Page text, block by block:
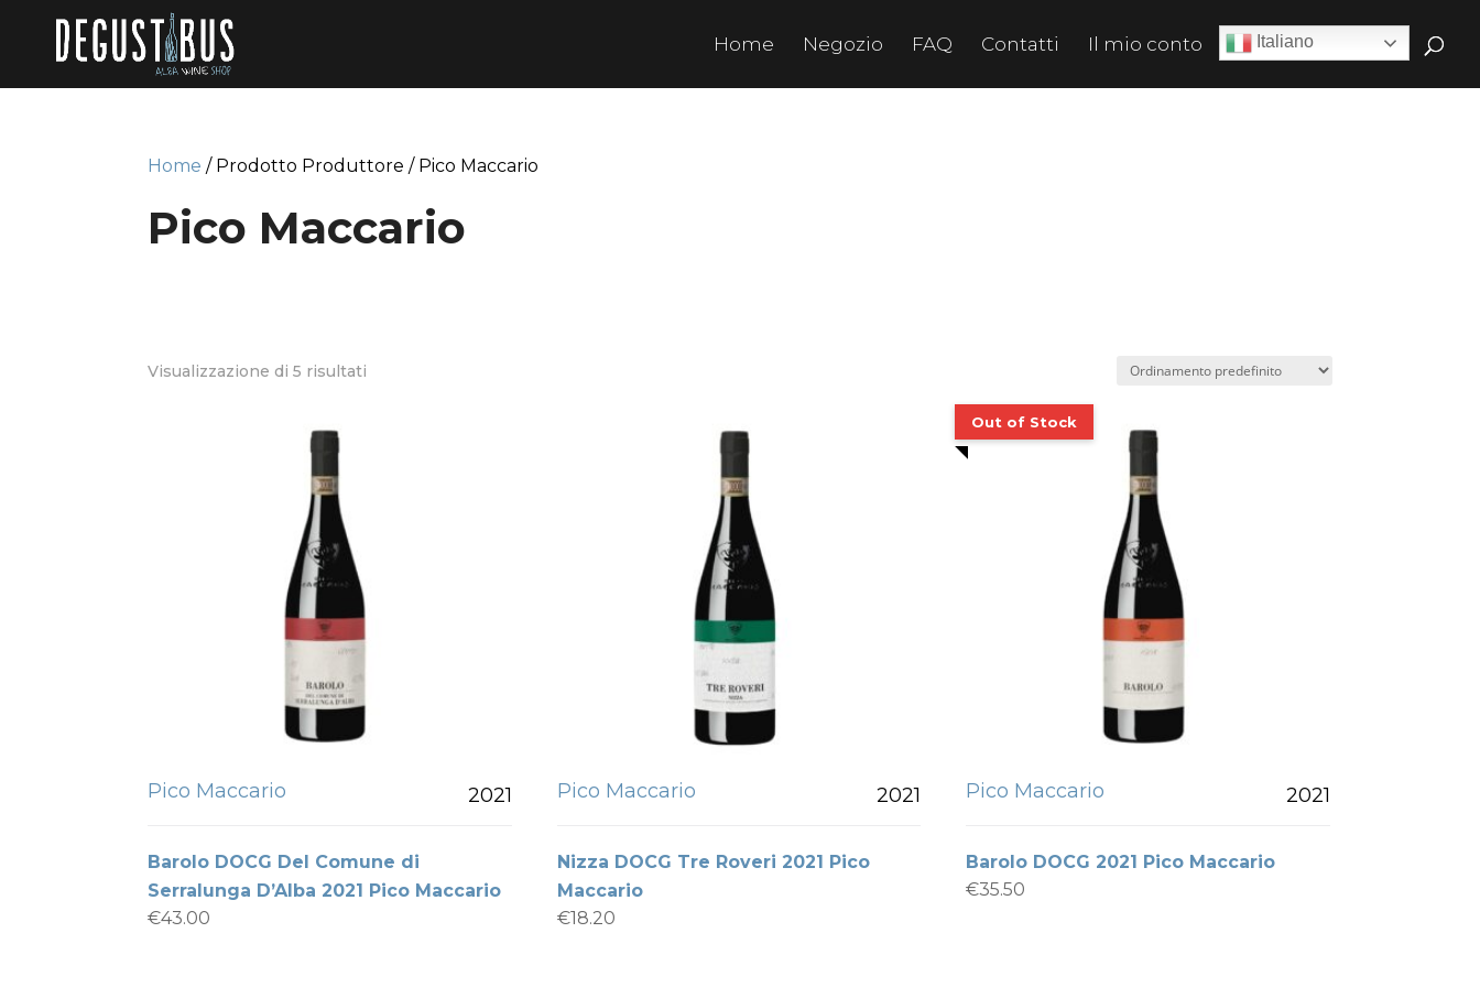
Home Negozio FAQ Contatti Il mio conto
Home / Prodotto Produttore / Pico Maccario
Pico Maccario
Visualizzazione di 5 risultati
Pico Maccario 2021
Barolo DOCG Del Comune di
Serralunga D’Alba 2021 Pico Maccario
€43.00
Pico Maccario 2021
Nizza DOCG Tre Roveri 2021 Pico
Maccario
€18.20
Pico Maccario 2021
Barolo DOCG 2021 Pico Maccario
€35.50
Italiano